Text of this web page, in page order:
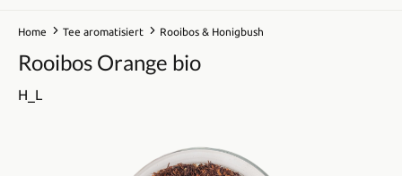
Home Tee aromatisiert Rooibos & Honigbush
Rooibos Orange bio
H_L
Bildergalerie überspringen